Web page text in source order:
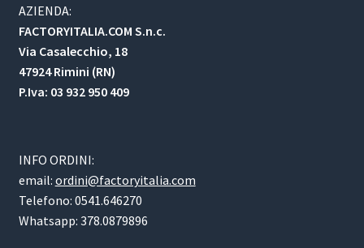
AZIENDA:
FACTORYITALIA.COM S.n.c.
Via Casalecchio, 18
47924 Rimini (RN)
P.Iva: 03 932 950 409
INFO ORDINI:
email: ordini@factoryitalia.com
Telefono: 0541.646270
Whatsapp: 378.0879896